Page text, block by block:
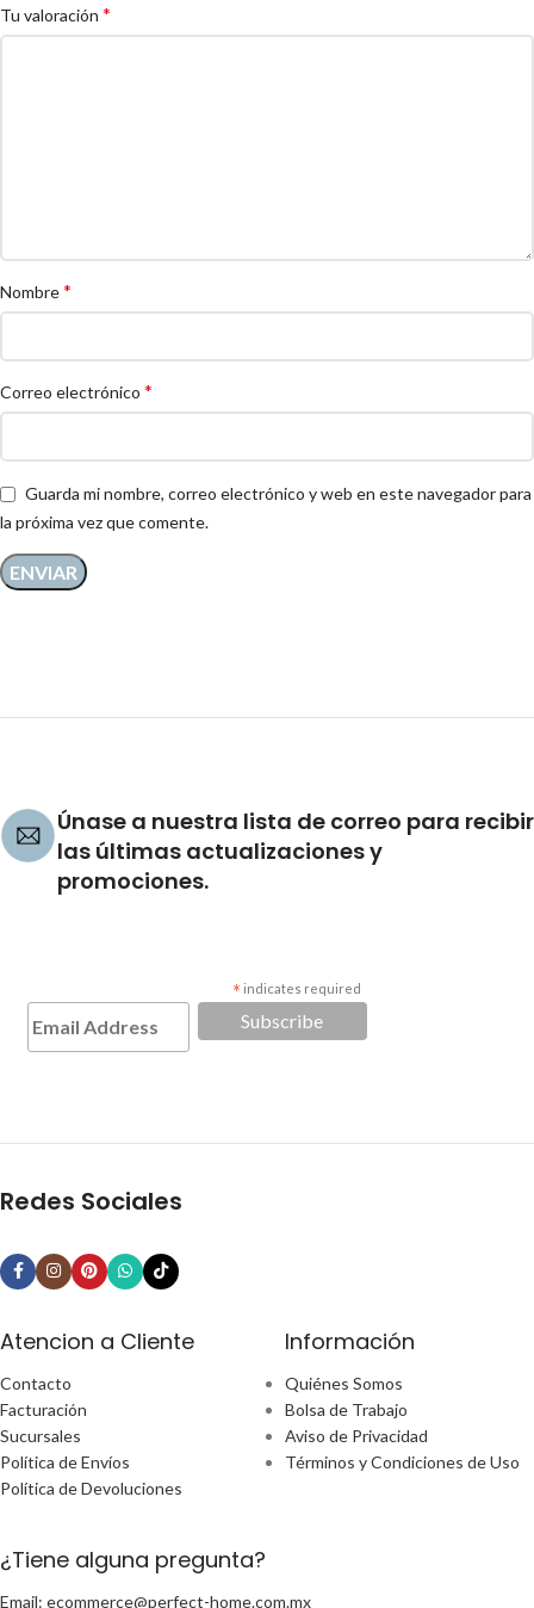
Tu valoración *
Nombre*
Correo electrónico *
Guarda mi nombre, correo electrónico y web en este navegador para
la próxima vez que comente.
Únase a nuestra lista de correo para recibir
las últimas actualizaciones y
promociones.
* indicates required
Redes Sociales
Atencion a Cliente
Contacto
Facturación
Sucursales
Política de Envíos
Política de Devoluciones
Información
Quiénes Somos
Bolsa de Trabajo
Aviso de Privacidad
Términos y Condiciones de Uso
¿Tiene alguna pregunta?
Email: ecommerce@perfect-home.com.mx